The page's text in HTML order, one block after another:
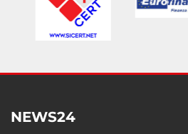
NEWS24